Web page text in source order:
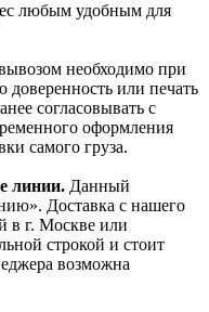
любым удобным для
необходимо при
или печать
согласовывать с
оформления
самого груза.
линии. Данный
Доставка с нашего
в г. Москве или
строкой и стоит
возможна